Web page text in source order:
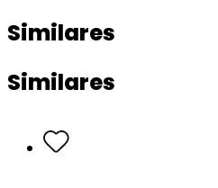
Similares
Similares